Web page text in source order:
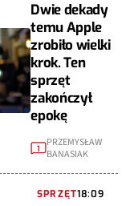
Dwie dekady
temu Apple
zrobiło wielki
krok. Ten
sprzęt
zakończył
epokę
1
PRZEMYSŁAW
BANASIAK
SPRZĘT18:09